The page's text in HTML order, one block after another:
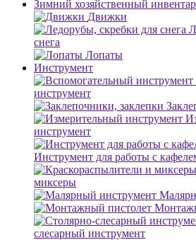
Зимний хозяйственный
Движки
снега
Лопаты
Инструмент
инструмент
инструмент
Инструмент для работы с
миксеры
слесарный инструмент